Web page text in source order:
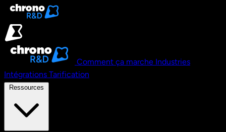
Aller au contenu principal
Comment ça marche Industries
Intégrations Tarification